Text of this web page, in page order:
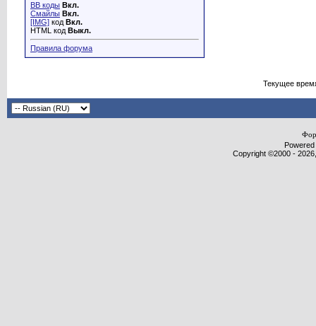
BB коды Вкл.
Смайлы Вкл.
[IMG] код Вкл.
HTML код Выкл.
Правила форума
Текущее
Copyright ©2000 -